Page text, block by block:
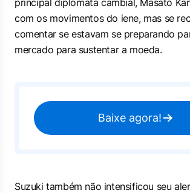
principal diplomata cambial, Masato
com os movimentos do iene, mas se
comentar se estavam se preparando
mercado para sustentar a moeda.
Baixe agora!
Suzuki também não intensificou seu